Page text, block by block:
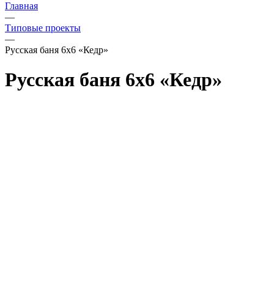
Главная
—
Типовые проекты
—
Русская баня 6х6 «Кедр»
Русская баня 6х6 «Кедр»